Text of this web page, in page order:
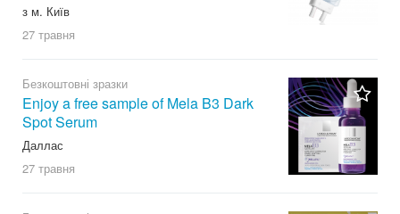
з м. Київ
27 травня
Безкоштовні зразки
Enjoy a free sample of Mela B3 Dark
Spot Serum
Даллас
27 травня